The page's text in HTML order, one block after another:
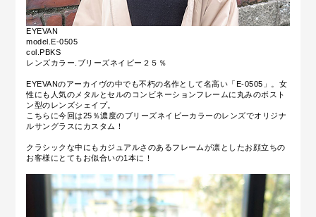
EYEVAN
model.E-0505
col.PBKS
レンズカラー.ブリーズネイビー２５％
EYEVANのアーカイヴの中でも不朽の名作として名高い「E-0505」。女
性にも人気のメタルとセルのコンビネーションフレームに丸みのボスト
ン型のレンズシェイプ。
こちらに今回は25％濃度のブリーズネイビーカラーのレンズでオリジナ
ルサングラスにカスタム！
クラシックな中にもカジュアルさのあるフレームが凛としたお顔立ちの
お客様にとてもお似合いの1本に！